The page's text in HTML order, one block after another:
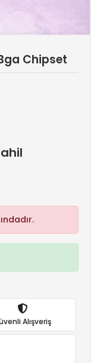
Chipset
Alışveriş